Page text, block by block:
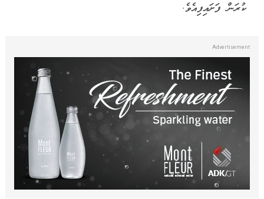
ކުރަން ފަށައިފިއެވެ.